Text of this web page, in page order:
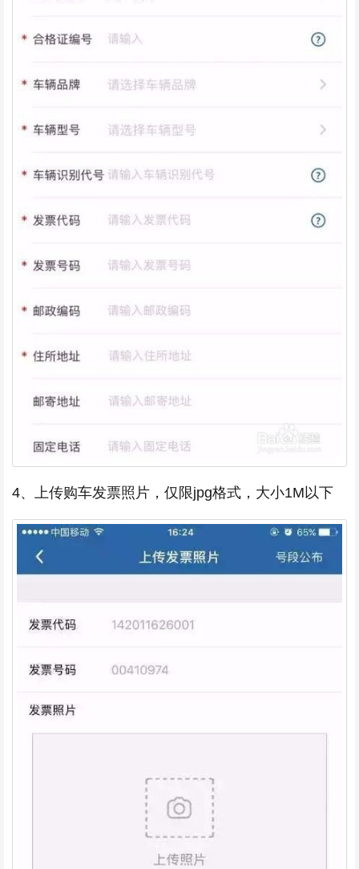
4、上传购车发票照片，仅限jpg格式，大小1M以下